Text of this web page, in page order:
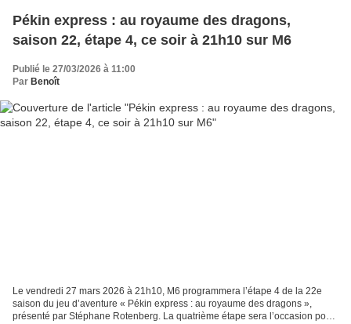
Pékin express : au royaume des dragons,
saison 22, étape 4, ce soir à 21h10 sur M6
Publié le 27/03/2026 à 11:00
Par Benoît
Le vendredi 27 mars 2026 à 21h10, M6 programmera l’étape 4 de la 22e
saison du jeu d’aventure « Pékin express : au royaume des dragons »,
présenté par Stéphane Rotenberg. La quatrième étape sera l’occasion pour